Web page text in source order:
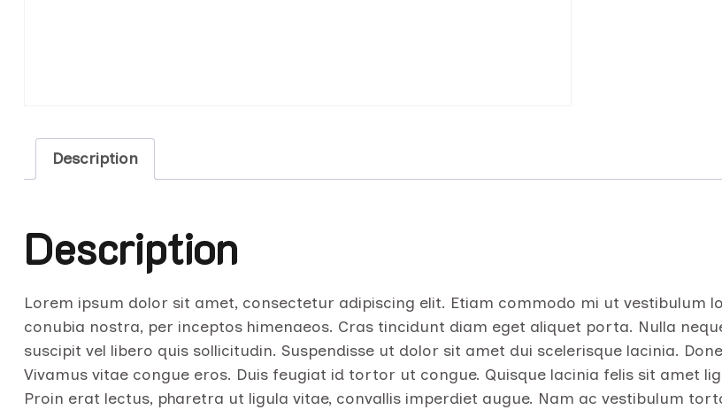
Description
Description
Lorem ipsum dolor sit amet, consectetur adipiscing elit. Etiam commodo mi ut
conubia nostra, per inceptos himenaeos. Cras tincidunt diam eget aliquet porta. Nulla
suscipit vel libero quis sollicitudin. Suspendisse ut dolor sit amet dui scelerisque lacinia.
Vivamus vitae congue eros. Duis feugiat id tortor ut congue. Quisque lacinia felis sit amet
Proin erat lectus, pharetra ut ligula vitae, convallis imperdiet augue. Nam ac vestibulum